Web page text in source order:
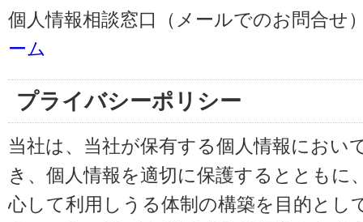
個人情報相談窓口（メールでのお問合せ
ーム
プライバシーポリシー
当社は、当社が保有する個人情報におい
き、個人情報を適切に保護するとともに
心して利用しうる体制の構築を目的とし